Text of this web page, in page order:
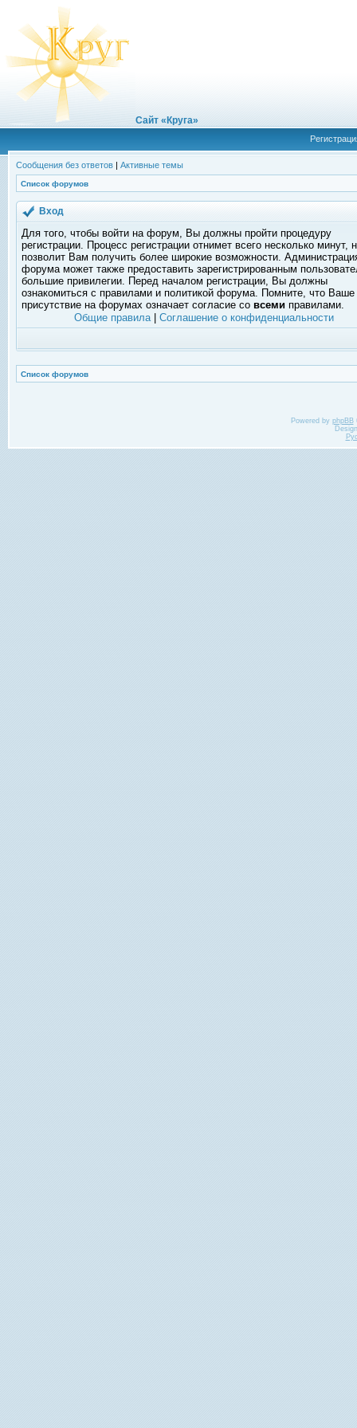
Сайт «Круга»
Сообщения без ответов | Активные темы
Список форумов
Вход
Для того, чтобы войти на форум, Вы должны пройти процедуру
регистрации. Процесс регистрации отнимет всего несколько минут,
позволит Вам получить более широкие возможности.
форума может также предоставить зарегистрированным
большие привилегии. Перед началом регистрации, Вы должны
ознакомиться с правилами и политикой форума. Помните, что Ваше
присутствие на форумах означает согласие со всеми правилами.
Общие правила| Соглашение о конфиденциальности
Список форумов
Powered by phpBB